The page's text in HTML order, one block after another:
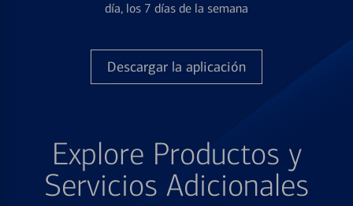
día, los 7 días de la semana
Descargar la aplicación
Explore Productos y
Servicios Adicionales